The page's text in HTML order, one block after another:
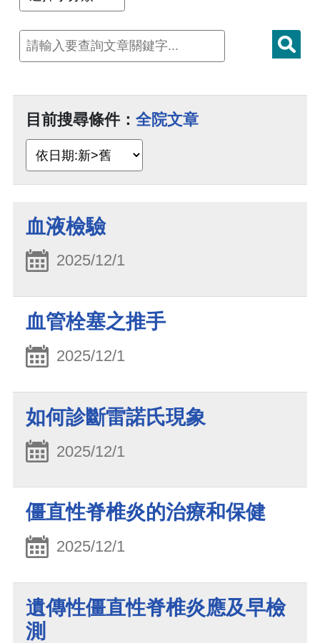
目前搜尋條件： 全院文章
血液檢驗
2025/12/1
血管栓塞之推手
2025/12/1
如何診斷雷諾氏現象
2025/12/1
僵直性脊椎炎的治療和保健
2025/12/1
遺傳性僵直性脊椎炎應及早檢
測